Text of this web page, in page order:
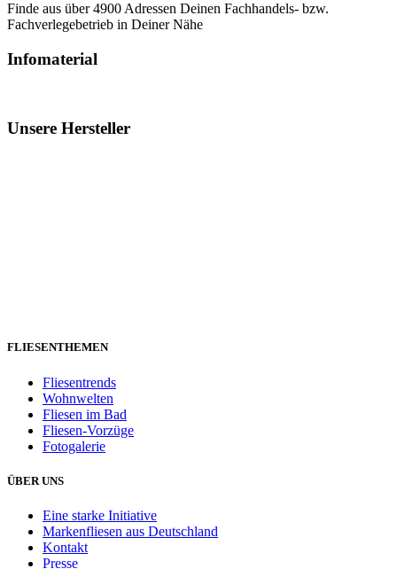
Finde aus über 4900 Adressen Deinen Fachhandels- bzw.
Fachverlegebetrieb in Deiner Nähe
Infomaterial
Unsere Hersteller
FLIESENTHEMEN
Fliesentrends
Wohnwelten
Fliesen im Bad
Fliesen-Vorzüge
Fotogalerie
ÜBER UNS
Eine starke Initiative
Markenfliesen aus Deutschland
Kontakt
Presse